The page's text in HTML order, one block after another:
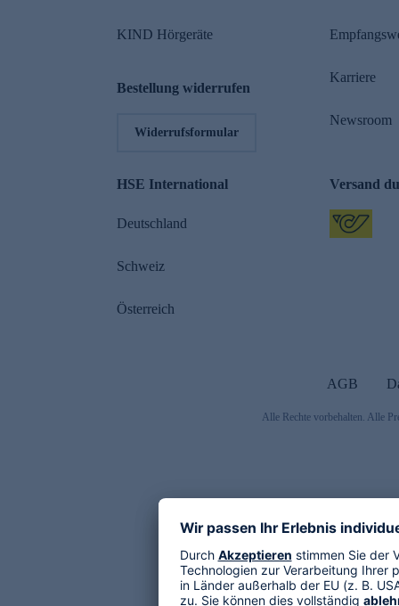
KIND Hörgeräte
Bestellung widerrufen
Widerrufsformular
Karriere
Newsroom
HSE International
Deutschland
Schweiz
Österreich
Versand
AGB
Alle Rechte vorbehalten. Alle